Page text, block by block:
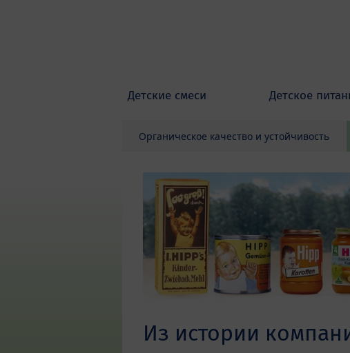
Детские смеси Детское
Органическое качество и устойчивость
Из истории